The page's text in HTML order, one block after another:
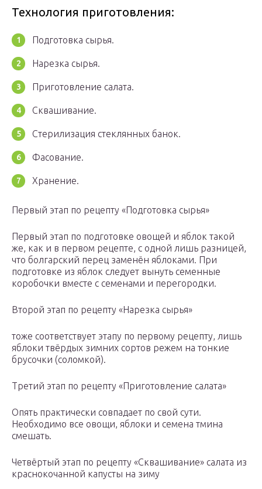
Технология приготовления:
Подготовка сырья.
Нарезка сырья.
Приготовление салата.
Сквашивание.
Стерилизация стеклянных банок.
Фасование.
Хранение.
Первый этап по рецепту «Подготовка сырья»
Первый этап по подготовке овощей и яблок такой
же, как и в первом рецепте, с одной лишь разницей,
что болгарский перец заменён яблоками. При
подготовке из яблок следует вынуть семенные
коробочки вместе с семенами и перегородки.
Второй этап по рецепту «Нарезка сырья»
тоже соответствует этапу по первому рецепту, лишь
яблоки твёрдых зимних сортов режем на тонкие
брусочки (соломкой).
Третий этап по рецепту «Приготовление салата»
Опять практически совпадает по свой сути.
Необходимо все овощи, яблоки и семена тмина
смешать.
Четвёртый этап по рецепту «Сквашивание» салата из
краснокочанной капусты на зиму